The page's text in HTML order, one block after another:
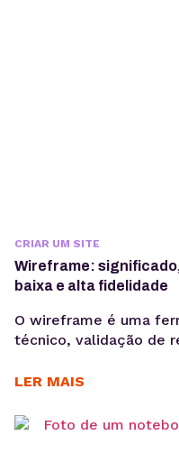
CRIAR UM SITE
Wireframe:
baixa e alta fidelidade
O wireframe é uma
técnico, validação de
antecipa problemas de
recursos em outras
produtos digitais,
LER MAIS